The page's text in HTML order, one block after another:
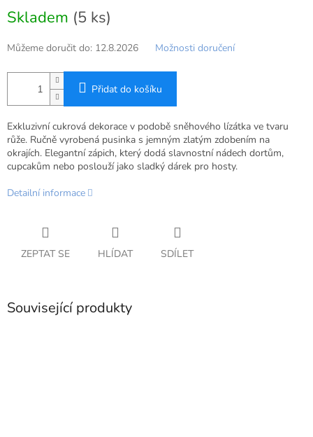
cena:
Skladem (5 ks)
Můžeme doručit do: 12.8.2026 Možnosti doručení
Přidat do košíku
Exkluzivní cukrová dekorace v podobě sněhového lízátka ve tvaru
růže. Ručně vyrobená pusinka s jemným zlatým zdobením na
okrajích. Elegantní zápich, který dodá slavnostní nádech dortům,
cupcakům nebo poslouží jako sladký dárek pro hosty.
Detailní informace
ZEPTAT SE HLÍDAT SDÍLET
Související produkty